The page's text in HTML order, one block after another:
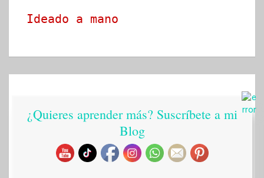
Ideado a mano
¿Quieres aprender más? Suscríbete a mi
Blog